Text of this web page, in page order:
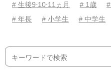
# 生後9⋅10⋅11ヵ月
# 1歳
# 年長
# 小学生 # 中学生